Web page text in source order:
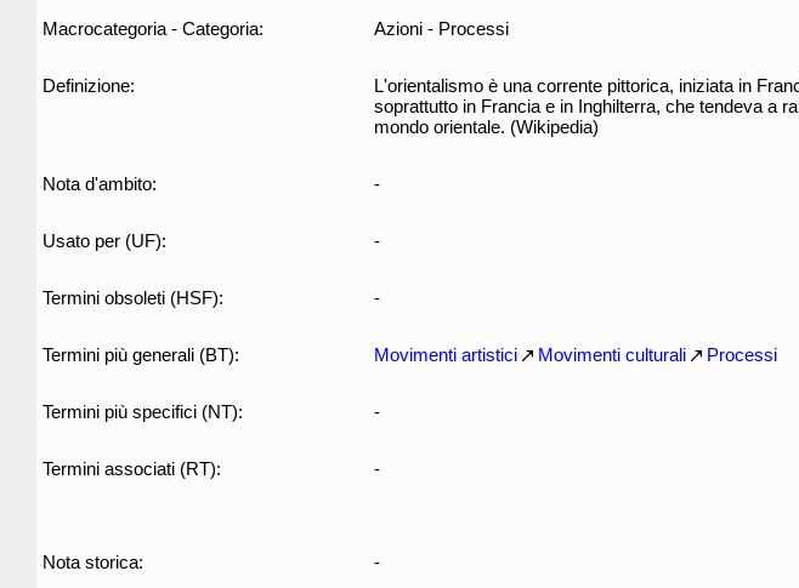
Macrocategoria - Categoria: Azioni - Processi
Definizione:
L'orientalismo è una corrente pittorica, iniziata in
soprattutto in Francia e in Inghilterra, che tendeva a
mondo orientale. (Wikipedia)
Nota d'ambito: -
Usato per (UF): -
Termini obsoleti (HSF): -
Termini più generali (BT): Movimenti artistici Movimenti culturali Processi
Termini più specifici (NT): -
Termini associati (RT): -
Nota storica: -